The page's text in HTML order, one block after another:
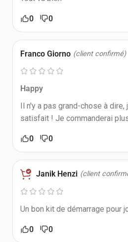
0 0
Franco Giorno (client confirmé)
Happy
Il n'y a pas grand-chose à
satisfait ! Je commanderai
0 0
Janik Henzi (client
Un bon kit de démarrage pour
0 0